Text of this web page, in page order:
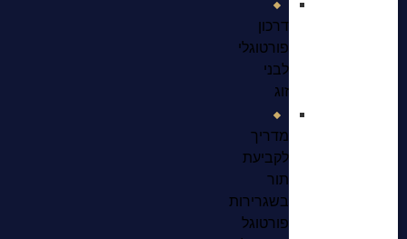
דרכון
פורטוגלי
לבני
זוג
מדריך
לקביעת
תור
בשגרירות
פורטוגל